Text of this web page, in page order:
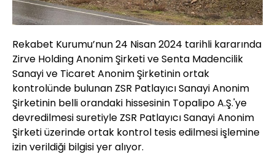
Rekabet Kurumu’nun 24 Nisan 2024 tarihli kararında
Zirve Holding Anonim Şirketi ve Senta Madencilik
Sanayi ve Ticaret Anonim Şirketinin ortak
kontrolünde bulunan ZSR Patlayıcı Sanayi Anonim
Şirketinin belli orandaki hissesinin Topalipo A.Ş.'ye
devredilmesi suretiyle ZSR Patlayıcı Sanayi Anonim
Şirketi üzerinde ortak kontrol tesis edilmesi işlemine
izin verildiği bilgisi yer alıyor.